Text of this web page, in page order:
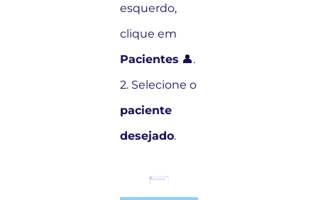
esquerdo,
clique em
Pacientes 👤.
2. Selecione o
paciente
desejado.